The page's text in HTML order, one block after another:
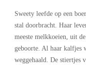
Sweety leefde op een
stal doorbracht. Haar
meeste melkkoeien, uit
geboorte. Al haar kalfjes
weggehaald. De stiertjes